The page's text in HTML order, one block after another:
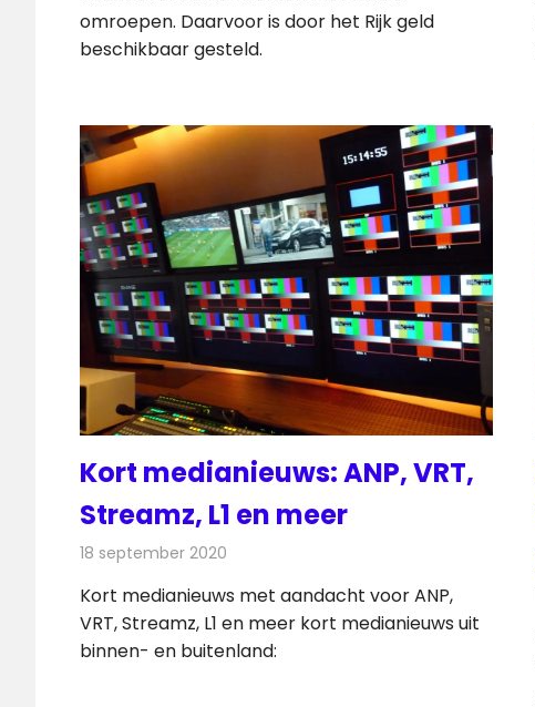
omroepen. Daarvoor is door het Rijk geld
beschikbaar gesteld.
Kort medianieuws: ANP, VRT,
Streamz, L1 en meer
18 september 2020
Kort medianieuws met aandacht voor ANP,
VRT, Streamz, L1 en meer kort medianieuws uit
binnen- en buitenland: